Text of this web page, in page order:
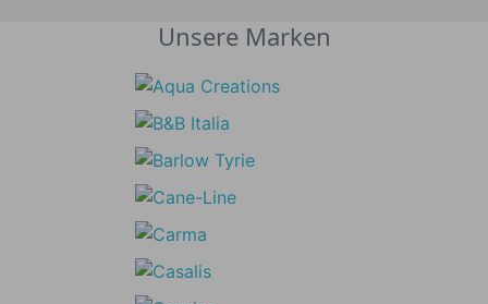
Unsere Marken